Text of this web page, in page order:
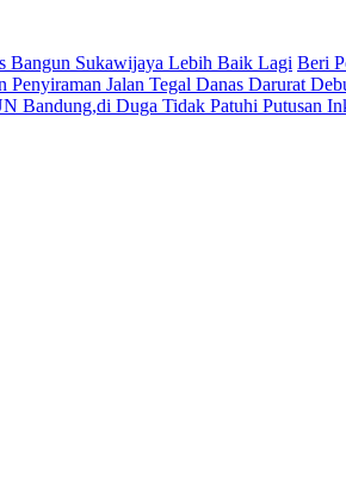
Bangun Sukawijaya Lebih Baik Lagi Beri
Jalan Tegal Danas Darurat
Bandung,di Duga Tidak Patuhi Putusan